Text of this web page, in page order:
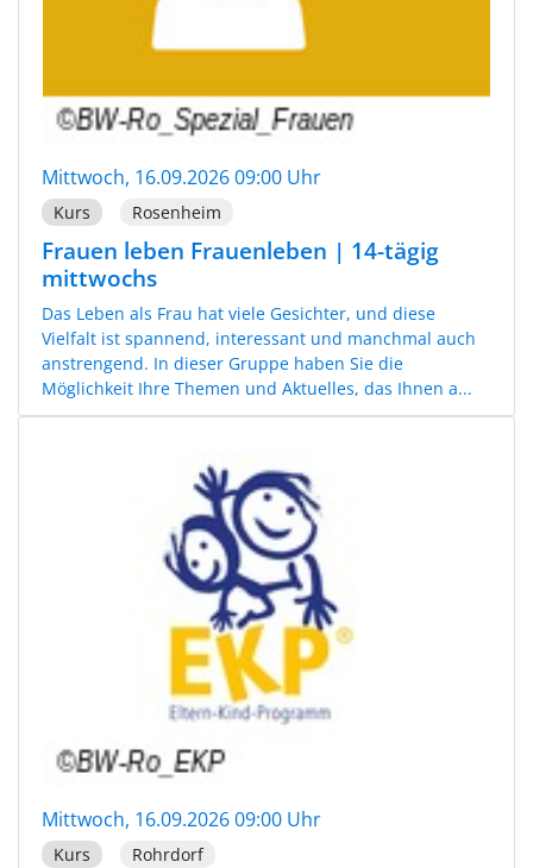
Mittwoch, 16.09.2026 09:00 Uhr
Kurs Rosenheim
Frauen leben Frauenleben | 14-tägig
mittwochs
Das Leben als Frau hat viele Gesichter, und diese
Vielfalt ist spannend, interessant und manchmal auch
anstrengend. In dieser Gruppe haben Sie die
Möglichkeit Ihre Themen und Aktuelles, das Ihnen a...
Mittwoch, 16.09.2026 09:00 Uhr
Kurs Rohrdorf